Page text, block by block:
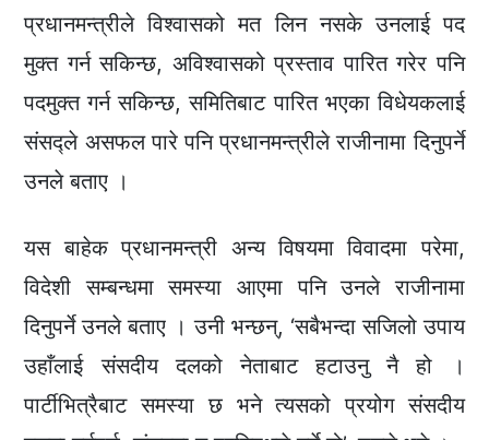
प्रधानमन्त्रीले विश्वासको मत लिन नसके उनलाई पद
मुक्त गर्न सकिन्छ, अविश्वासको प्रस्ताव पारित गरेर पनि
पदमुक्त गर्न सकिन्छ, समितिबाट पारित भएका विधेयकलाई
संसद्ले असफल पारे पनि प्रधानमन्त्रीले राजीनामा दिनुपर्ने
उनले बताए ।
यस बाहेक प्रधानमन्त्री अन्य विषयमा विवादमा परेमा,
विदेशी सम्बन्धमा समस्या आएमा पनि उनले राजीनामा
दिनुपर्ने उनले बताए । उनी भन्छन्, ‘सबैभन्दा सजिलो उपाय
उहाँलाई संसदीय दलको नेताबाट हटाउनु नै हो ।
पार्टीभित्रैबाट समस्या छ भने त्यसको प्रयोग संसदीय